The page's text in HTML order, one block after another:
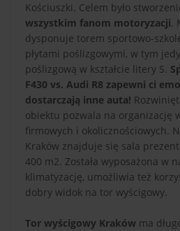
Kościuszki. Celem było
wszystkim fanom motoryzacji.
dysponuje torem sportowo-
płytami poślizgowymi, w tym
poślizgową w kształcie litery S.
F430 vs. Audi R8 zapewni ci
dostarczają inne auta!
obiektu pozwala na organizację
firmowych i okolicznościowych.
Kraków znajduje się sala
400 m2. Została wyposażona w
klimatyzację, umożliwia też
dobry widok na tor wyścigowy.
Tor wyścigowy Kraków ma